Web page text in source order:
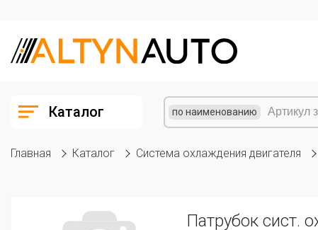
Каталог по наименованию
Главная Каталог Система охлаждения двигателя
Патрубок сист.